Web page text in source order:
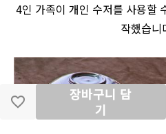
4인 가족이 개인 수저를 사용할
작했습니
장바구니 담
기